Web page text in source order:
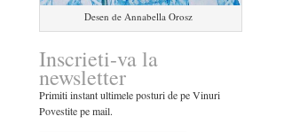
Desen de Annabella Orosz
Inscrieti-va la
newsletter
Primiti instant ultimele posturi de pe Vinuri
Povestite pe mail.